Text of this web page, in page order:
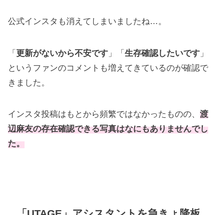
公式インスタも消えてしまいましたね…。
「更新がないから不安です 」「生存確認したいです 」
というファンのコメントも増えてきているのが確認で
きました。
インスタ投稿はもとから頻繁ではなかったものの、渡
辺麻友の存在確認できる写真はなにもありませんでし
た。